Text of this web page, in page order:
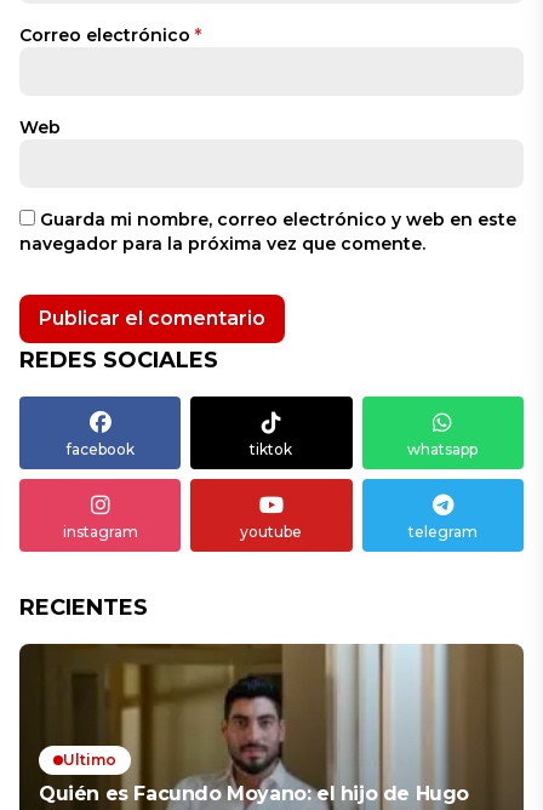
Correo electrónico *
Web
Guarda mi nombre, correo electrónico y web en este
navegador para la próxima vez que comente.
REDES SOCIALES
facebook tiktok whatsapp
instagram youtube telegram
RECIENTES
Ultimo
Quién es Facundo Moyano: el hijo de Hugo